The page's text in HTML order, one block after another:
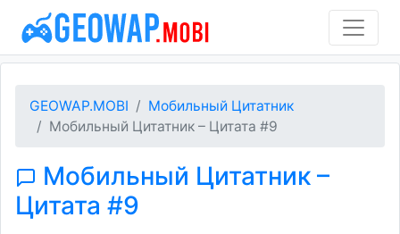
GEOWAP.MOBI
Мобильный Цитатник
Мобильный Цитатник – Цитата #9
Мобильный Цитатник –
Цитата #9